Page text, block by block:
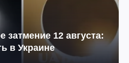
затмение 12 августа:
в Украине